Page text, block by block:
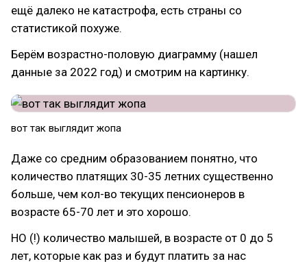
ещё далеко не катастрофа, есть страны со
статистикой похуже.
Берём возрастно-половую диаграмму (нашел
данные за 2022 год) и смотрим на картинку.
вот так выглядит жопа
Даже со средним образованием понятно, что
количество платящих 30-35 летних существенно
больше, чем кол-во текущих пенсионеров в
возрасте 65-70 лет и это хорошо.
НО (!) количество малышей, в возрасте от 0 до 5
лет, которые как раз и будут платить за нас